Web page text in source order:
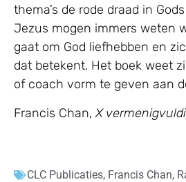
thema’s de rode draad in
Jezus mogen immers weten
gaat om God liefhebben en
dat betekent. Het boek weet
of coach vorm te geven aan
Francis Chan,X
CLC Publicaties, Francis Chan,